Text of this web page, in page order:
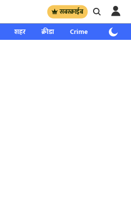
सबस्क्राईब
शहर क्रीडा Crime साप्ताहिक